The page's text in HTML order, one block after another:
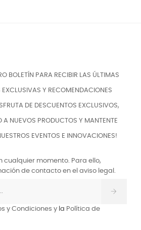
BOLETÍN PARA RECIBIR LAS ÚLTIMAS
EXCLUSIVAS Y RECOMENDACIONES
DE DESCUENTOS EXCLUSIVOS,
NUEVOS PRODUCTOS Y MANTENTE
EVENTOS E INNOVACIONES!
cualquier momento. Para ello,
de contacto en el aviso legal.
y Condiciones y la Política de